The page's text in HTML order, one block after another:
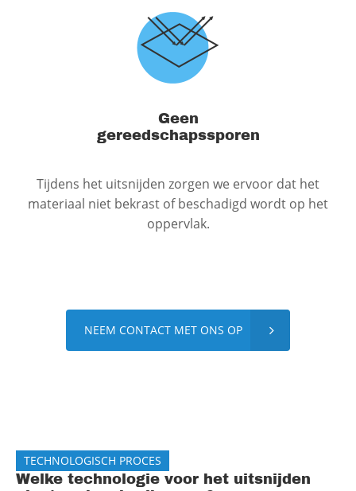
Geen
gereedschapssporen
Tijdens het uitsnijden zorgen we ervoor dat het
materiaal niet bekrast of beschadigd wordt op het
oppervlak.
NEEM CONTACT MET ONS OP
TECHNOLOGISCH PROCES
Welke technologie voor het uitsnijden